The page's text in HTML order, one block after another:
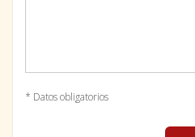
* Datos obligatorios